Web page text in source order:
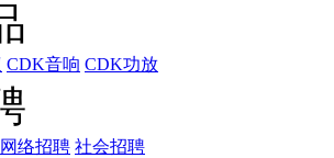
CDK音响 CDK功放
网络招聘 社会招聘